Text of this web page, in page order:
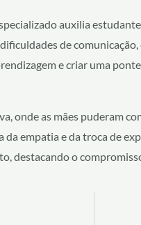
auxilia
de
e criar uma
onde as mães puderam
empatia e da troca de
destacando o